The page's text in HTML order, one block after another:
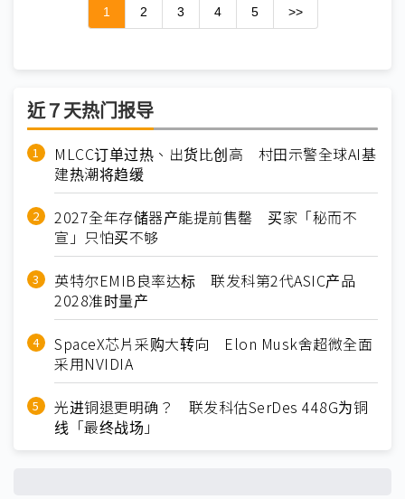
1 2 3 4 5 >>
近７天热门报导
MLCC订单过热、出货比创高 村田示警全球AI基
建热潮将趋缓
2027全年存储器产能提前售罄 买家「秘而不
宣」只怕买不够
英特尔EMIB良率达标 联发科第2代ASIC产品
2028准时量产
SpaceX芯片采购大转向 Elon Musk舍超微全面
采用NVIDIA
光进铜退更明确？ 联发科估SerDes 448G为铜
线「最终战场」